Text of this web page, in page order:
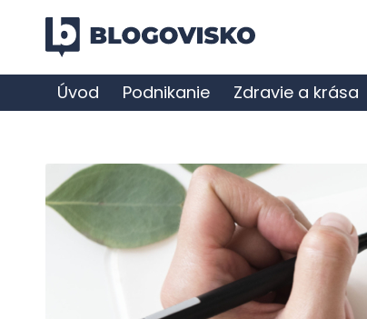
Úvod Podnikanie Zdravie a krása